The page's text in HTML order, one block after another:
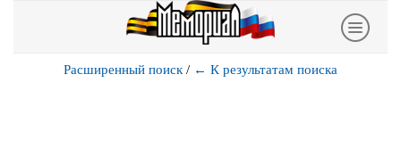
Расширенный поиск / ← К результатам поиска